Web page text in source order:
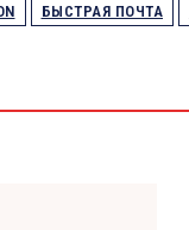
БЫСТРАЯ ПОЧТА